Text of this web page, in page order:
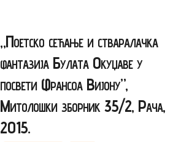
„Поетско сећање и стваралачка
фантазија Булата Окуџаве у
посвети Франсоа Вијону”,
Митолошки зборник 35/2, Рача,
2015.